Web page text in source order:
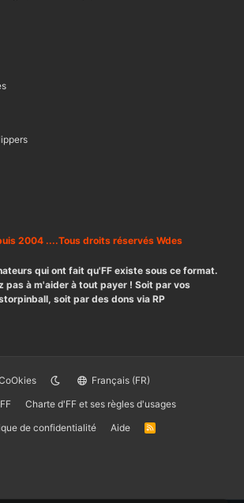
2004 ....Tous droits réservés Wdes
qui ont fait qu'FF existe sous ce format.
pas à m'aider à tout payer ! Soit par vos
soit par des dons via RP
Français (FR)
Charte d'FF et ses règles d'usages
de confidentialité
Aide
R